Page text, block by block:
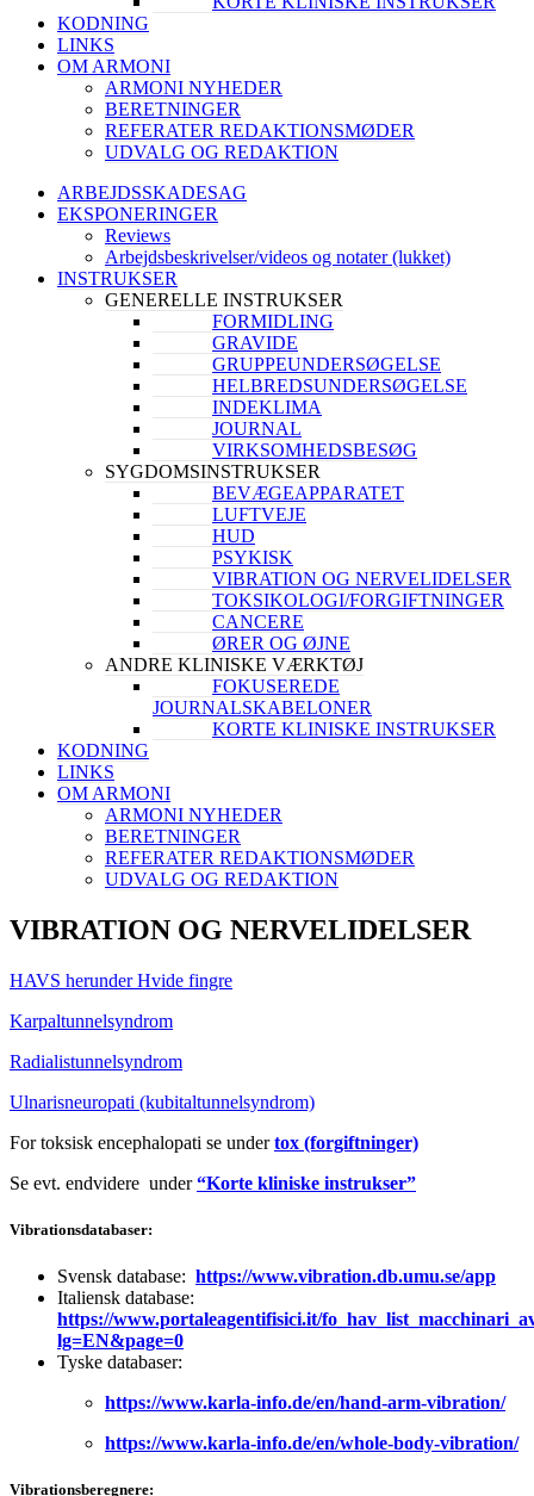
KODNING
LINKS
OM ARMONI
ARMONI NYHEDER
BERETNINGER
REFERATER REDAKTIONSMØDER
UDVALG OG REDAKTION
ARBEJDSSKADESAG
EKSPONERINGER
Reviews
Arbejdsbeskrivelser/videos og notater (lukket)
INSTRUKSER
GENERELLE INSTRUKSER
FORMIDLING
GRAVIDE
GRUPPEUNDERSØGELSE
HELBREDSUNDERSØGELSE
INDEKLIMA
JOURNAL
VIRKSOMHEDSBESØG
SYGDOMSINSTRUKSER
BEVÆGEAPPARATET
LUFTVEJE
HUD
PSYKISK
VIBRATION OG NERVELIDELSER
TOKSIKOLOGI/FORGIFTNINGER
CANCERE
ØRER OG ØJNE
ANDRE KLINISKE VÆRKTØJ
FOKUSEREDE
JOURNALSKABELONER
KORTE KLINISKE INSTRUKSER
KODNING
LINKS
OM ARMONI
ARMONI NYHEDER
BERETNINGER
REFERATER REDAKTIONSMØDER
UDVALG OG REDAKTION
VIBRATION OG NERVELIDELSER
HAVS herunder Hvide fingre
Karpaltunnelsyndrom
Radialistunnelsyndrom
Ulnarisneuropati (kubitaltunnelsyndrom)
For toksisk encephalopati se undertox (forgiftninger)
Se evt. endvidere under“Korte kliniske instrukser”
Vibrationsdatabaser:
Svensk database: https://www.vibration.db.umu.se/app
Italiensk database:
https://www.portaleagentifisici.it/
lg=EN&page=0
Tyske databaser:
https://www.karla-info.de/en/hand-arm-vibration/
https://www.karla-info.de/en/whole-body-vibration/
Vibrationsberegnere: